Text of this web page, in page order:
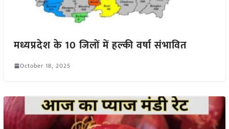
मध्यप्रदेश के 10 जिलों में हल्की वर्षा संभावित
October 18, 2025